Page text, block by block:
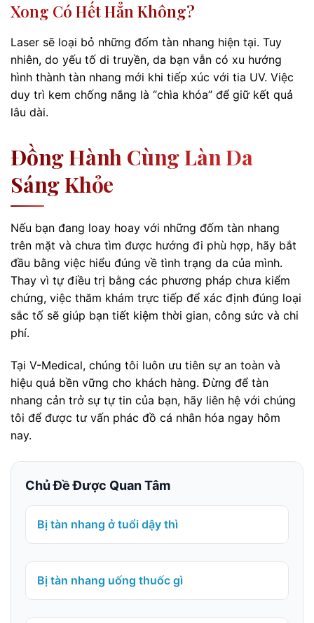
Xong Có Hết Hẳn Không?
Laser sẽ loại bỏ những đốm tàn nhang hiện tại. Tuy
nhiên, do yếu tố di truyền, da bạn vẫn có xu hướng
hình thành tàn nhang mới khi tiếp xúc với tia UV. Việc
duy trì kem chống nắng là “chìa khóa” để giữ kết quả
lâu dài.
Đồng Hành Cùng Làn Da
Sáng Khỏe
Nếu bạn đang loay hoay với những đốm tàn nhang
trên mặt và chưa tìm được hướng đi phù hợp, hãy bắt
đầu bằng việc hiểu đúng về tình trạng da của mình.
Thay vì tự điều trị bằng các phương pháp chưa kiểm
chứng, việc thăm khám trực tiếp để xác định đúng loại
sắc tố sẽ giúp bạn tiết kiệm thời gian, công sức và chi
phí.
Tại V-Medical, chúng tôi luôn ưu tiên sự an toàn và
hiệu quả bền vững cho khách hàng. Đừng để tàn
nhang cản trở sự tự tin của bạn, hãy liên hệ với chúng
tôi để được tư vấn phác đồ cá nhân hóa ngay hôm
nay.
Chủ Đề Được Quan Tâm
Bị tàn nhang ở tuổi dậy thì
Bị tàn nhang uống thuốc gì